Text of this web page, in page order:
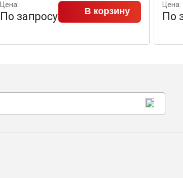
Цена:
По запросу В корзину
Цена:
По